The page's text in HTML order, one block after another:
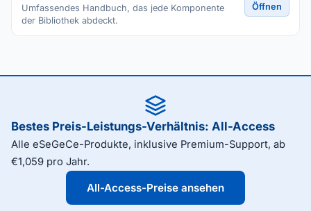
Umfassendes Handbuch, das jede Komponente
der Bibliothek abdeckt.
Öffnen
Bestes Preis-Leistungs-Verhältnis: All-Access
Alle eSeGeCe-Produkte, inklusive Premium-Support, ab
€1,059 pro Jahr.
All-Access-Preise ansehen